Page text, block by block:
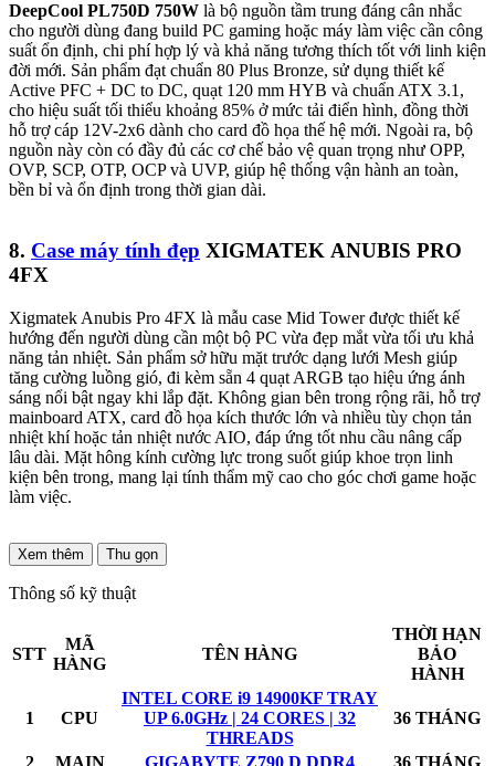
DeepCool PL750D 750W là bộ nguồn tầm trung đáng cân nhắc
cho người dùng đang build PC gaming hoặc máy làm việc cần công
suất ổn định, chi phí hợp lý và khả năng tương thích tốt với linh kiện
đời mới. Sản phẩm đạt chuẩn 80 Plus Bronze, sử dụng thiết kế
Active PFC + DC to DC, quạt 120 mm HYB và chuẩn ATX 3.1,
cho hiệu suất tối thiểu khoảng 85% ở mức tải điển hình, đồng thời
hỗ trợ cáp 12V-2x6 dành cho card đồ họa thế hệ mới. Ngoài ra, bộ
nguồn này còn có đầy đủ các cơ chế bảo vệ quan trọng như OPP,
OVP, SCP, OTP, OCP và UVP, giúp hệ thống vận hành an toàn,
bền bỉ và ổn định trong thời gian dài.
8. Case máy tính đẹp XIGMATEK ANUBIS PRO
4FX
Xigmatek Anubis Pro 4FX là mẫu case Mid Tower được thiết kế
hướng đến người dùng cần một bộ PC vừa đẹp mắt vừa tối ưu khả
năng tản nhiệt. Sản phẩm sở hữu mặt trước dạng lưới Mesh giúp
tăng cường luồng gió, đi kèm sẵn 4 quạt ARGB tạo hiệu ứng ánh
sáng nổi bật ngay khi lắp đặt. Không gian bên trong rộng rãi, hỗ trợ
mainboard ATX, card đồ họa kích thước lớn và nhiều tùy chọn tản
nhiệt khí hoặc tản nhiệt nước AIO, đáp ứng tốt nhu cầu nâng cấp
lâu dài. Mặt hông kính cường lực trong suốt giúp khoe trọn linh
kiện bên trong, mang lại tính thẩm mỹ cao cho góc chơi game hoặc
làm việc.
Xem thêm Thu gọn
Thông số kỹ thuật
STT
MÃ
HÀNG
TÊN HÀNG
THỜI HẠN
BẢO
HÀNH
1 CPU
INTEL CORE i9 14900KF TRAY
UP 6.0GHz | 24 CORES | 32
THREADS
36 THÁNG
2 MAIN GIGABYTE Z790 D DDR4 36 THÁNG